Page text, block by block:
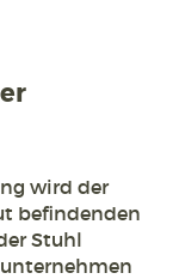
wird der
befindenden
Stuhl